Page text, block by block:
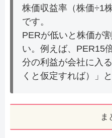
株価収益率（株価÷1
です。
PERが低いと株価が
い。例えば、PER15
分の利益が会社に入
くと仮定すれば）」
ま